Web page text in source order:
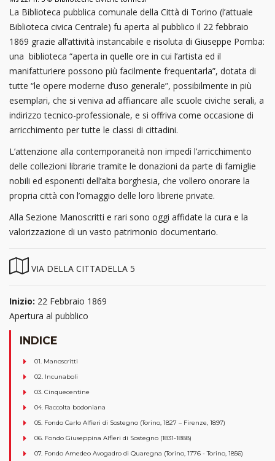
La Biblioteca pubblica comunale della Città di Torino (l’attuale
Biblioteca civica Centrale) fu aperta al pubblico il 22 febbraio
1869 grazie all’attività instancabile e risoluta di Giuseppe Pomba:
una biblioteca “aperta in quelle ore in cui l’artista ed il
manifatturiere possono più facilmente frequentarla”, dotata di
tutte “le opere moderne d’uso generale”, possibilmente in più
esemplari, che si veniva ad affiancare alle scuole civiche serali, a
indirizzo tecnico-professionale, e si offriva come occasione di
arricchimento per tutte le classi di cittadini.
L’attenzione alla contemporaneità non impedì l’arricchimento
delle collezioni librarie tramite le donazioni da parte di famiglie
nobili ed esponenti dell’alta borghesia, che vollero onorare la
propria città con l’omaggio delle loro librerie private.
Alla Sezione Manoscritti e rari sono oggi affidate la cura e la
valorizzazione di un vasto patrimonio documentario.
VIA DELLA CITTADELLA 5
Inizio: 22 Febbraio 1869
Apertura al pubblico
INDICE
01. Manoscritti
02. Incunaboli
03. Cinquecentine
04. Raccolta bodoniana
05. Fondo Carlo Alfieri di Sostegno (Torino, 1827 – Firenze, 1897)
06. Fondo Giuseppina Alfieri di Sostegno (1831-1888)
07. Fondo Amedeo Avogadro di Quaregna (Torino, 1776 - Torino, 1856)